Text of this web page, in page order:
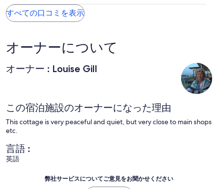
すべての口コミを表示
オーナーについて
オーナー : Louise Gill
この宿泊施設のオーナーになった理由
This cottage is very peaceful and quiet, but very close to main shops
etc.
言語 :
英語
弊社サービスについてご意見をお聞かせください